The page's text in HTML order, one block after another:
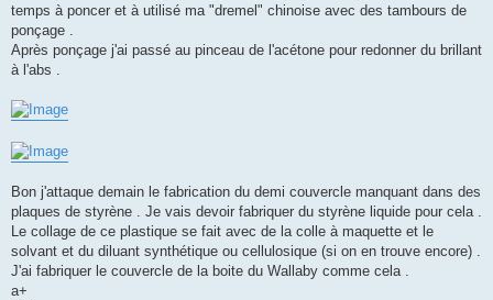
temps à poncer et à utilisé ma "dremel" chinoise avec des tambours de
ponçage .
Après ponçage j'ai passé au pinceau de l'acétone pour redonner du brillant
à l'abs .
Bon j'attaque demain le fabrication du demi couvercle manquant dans des
plaques de styrène . Je vais devoir fabriquer du styrène liquide pour cela .
Le collage de ce plastique se fait avec de la colle à maquette et le
solvant et du diluant synthétique ou cellulosique (si on en trouve encore) .
J'ai fabriquer le couvercle de la boite du Wallaby comme cela .
a+